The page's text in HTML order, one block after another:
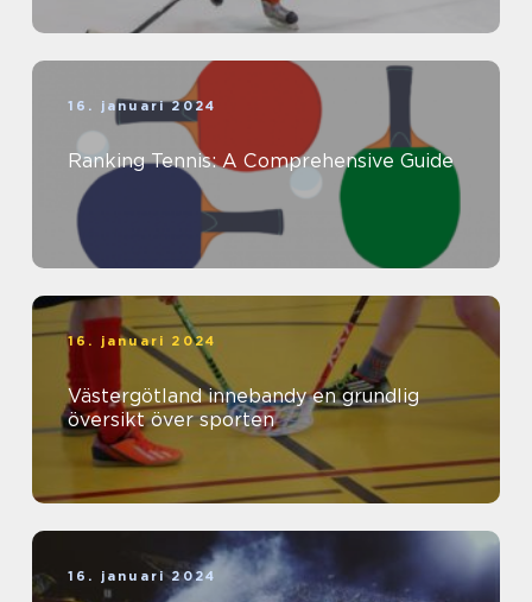
16. januari 2024
Ranking Tennis: A Comprehensive Guide
16. januari 2024
Västergötland innebandy en grundlig
översikt över sporten
16. januari 2024